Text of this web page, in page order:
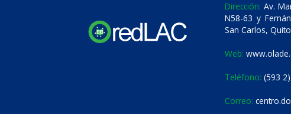
Dirección: Av.
N58-63 y
San Carlos,
Web:
Teléfono: (593
Correo: